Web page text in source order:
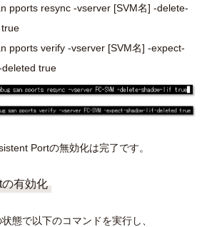
pports resync -vserver [SVM名] -delete-
pports verify -vserver [SVM名] -expect-
true
Portの無効化は完了です。
有効化
態で以下のコマンドを実行し、